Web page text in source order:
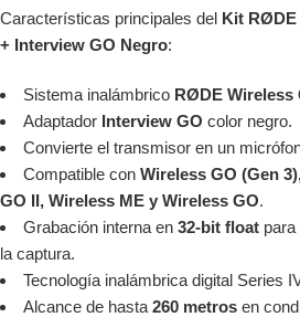
Características principales del Kit RØDE
+ Interview GO Negro:
Sistema inalámbrico RØDE Wireless
Adaptador Interview GO color negro.
Convierte el transmisor en un
Compatible con Wireless GO (Gen
GO II, Wireless ME y Wireless GO.
Grabación interna en 32-bit float
la captura.
Tecnología inalámbrica digital Series
Alcance de hasta 260 metros en